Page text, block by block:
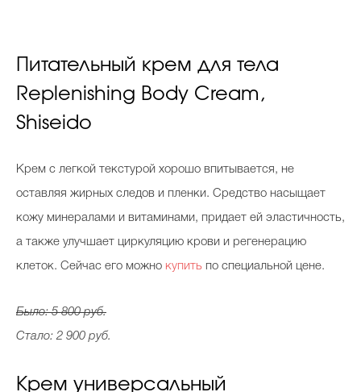
Питательный крем для тела
Replenishing Body Cream,
Shiseido
Крем с легкой текстурой хорошо впитывается, не
оставляя жирных следов и пленки. Средство насыщает
кожу минералами и витаминами, придает ей эластичность,
а также улучшает циркуляцию крови и регенерацию
клеток. Сейчас его можно купить по специальной цене.
Было: 5 800 руб.
Стало: 2 900 руб.
Крем универсальный